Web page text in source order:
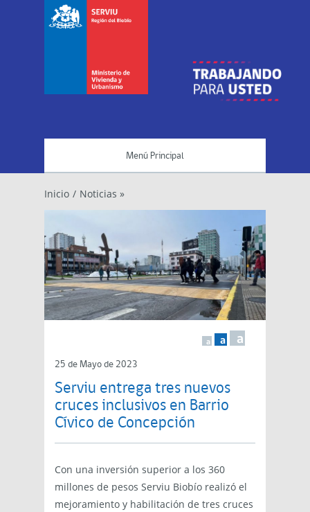
Menú Principal
Inicio / Noticias »
a a a
25 de Mayo de 2023
Serviu entrega tres nuevos
cruces inclusivos en Barrio
Cívico de Concepción
Con una inversión superior a los 360
millones de pesos Serviu Biobío realizó el
mejoramiento y habilitación de tres cruces